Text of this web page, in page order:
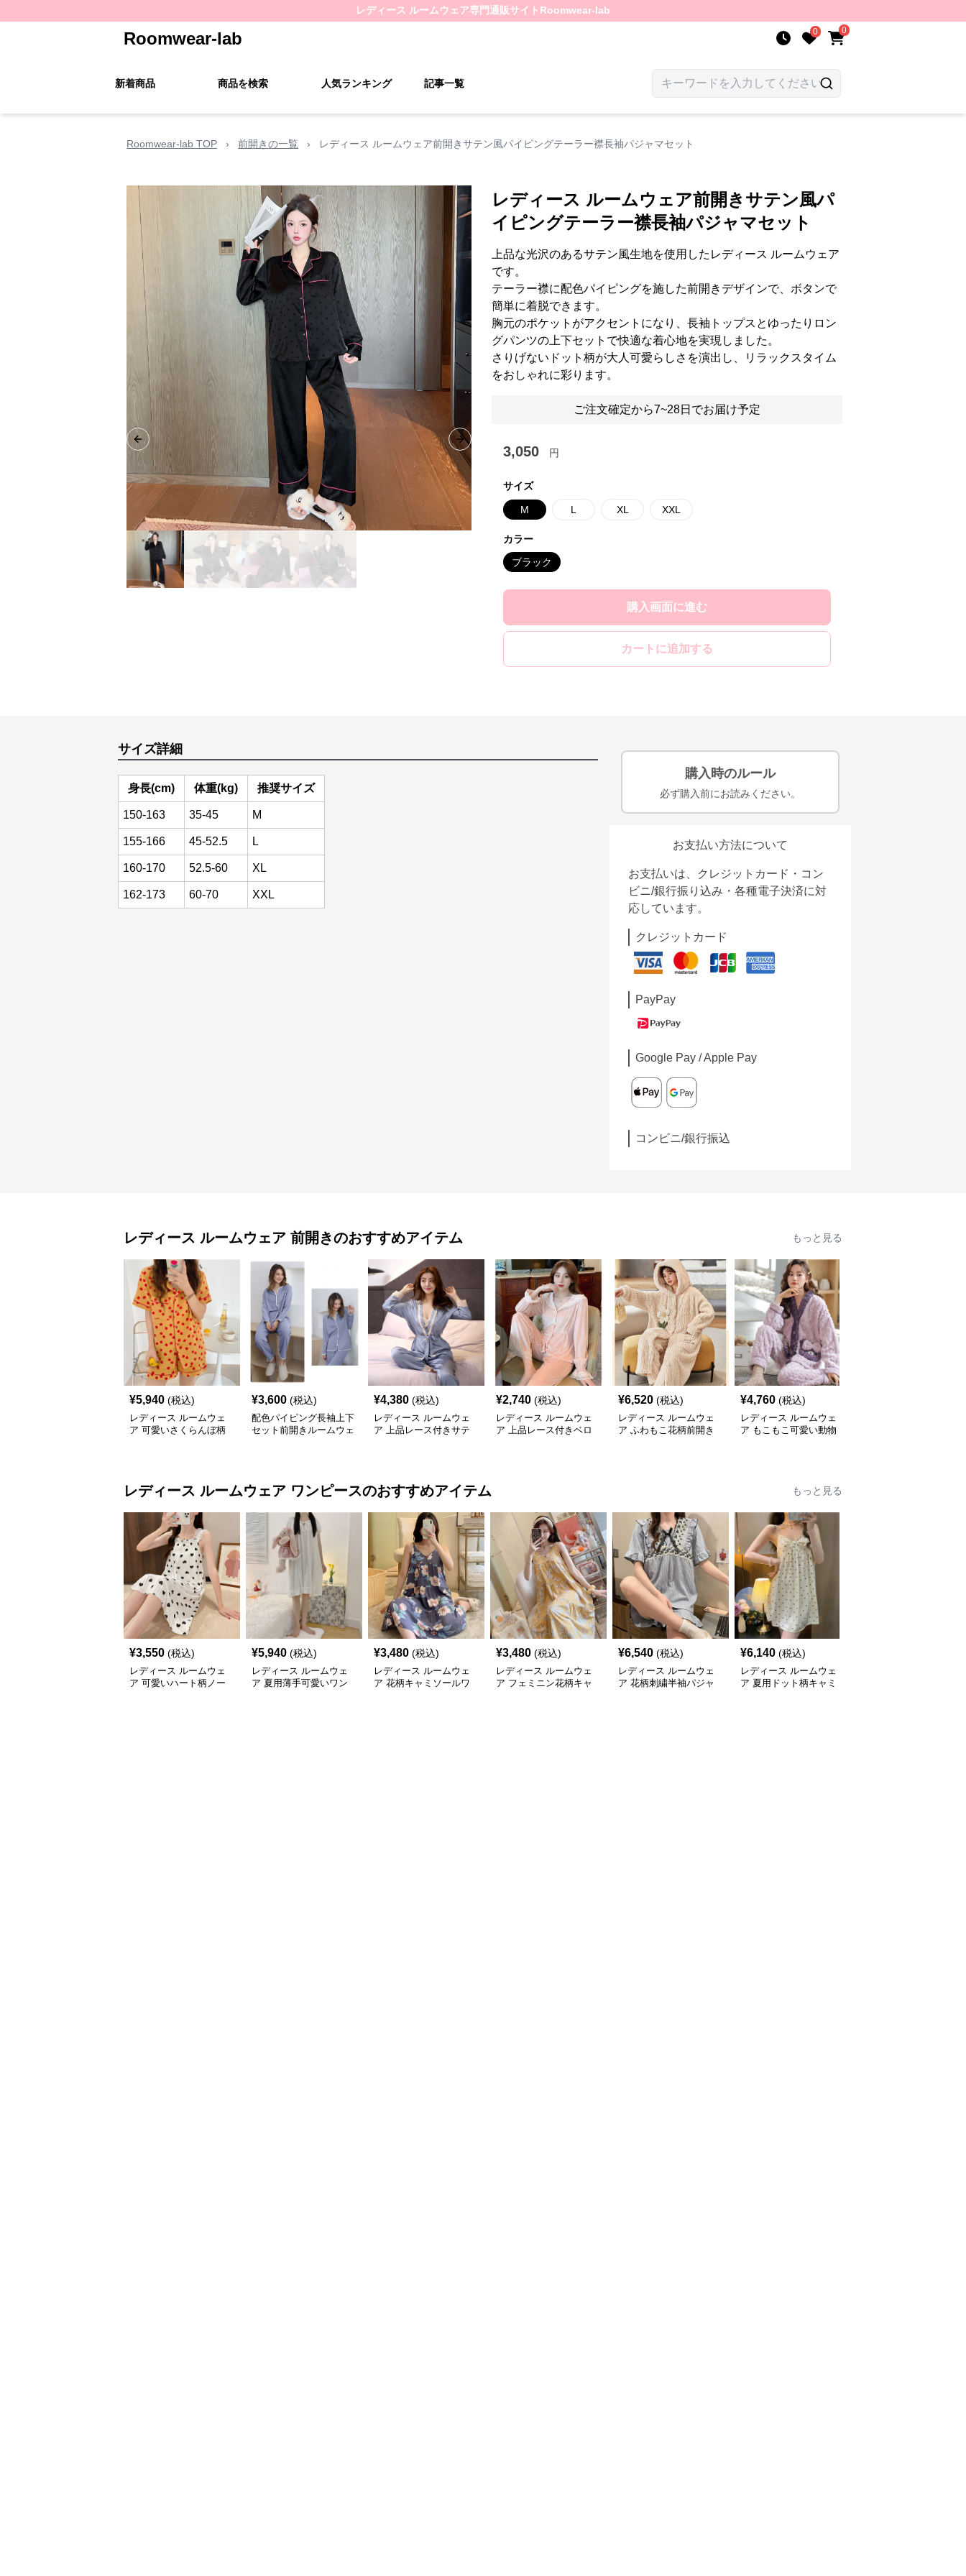
レディース ルームウェア専門通販サイト Roomwear-lab
Roomwear-lab 0 0
新着商品 商品を検索 人気ランキング 記事一覧
Roomwear-lab TOP › 前開きの一覧 › レディース ルームウェア前開きサテン風パイピングテーラー襟長袖パジャマセット
Previous slide Next slide
レディース ルームウェア前開きサテン風パ
イピングテーラー襟長袖パジャマセット
上品な光沢のあるサテン風生地を使用したレディース ルームウェア
です。
テーラー襟に配色パイピングを施した前開きデザインで、ボタンで
簡単に着脱できます。
胸元のポケットがアクセントになり、長袖トップスとゆったりロン
グパンツの上下セットで快適な着心地を実現しました。
さりげないドット柄が大人可愛らしさを演出し、リラックスタイム
をおしゃれに彩ります。
ご注文確定から7~28日でお届け予定
3,050 円
サイズ
M L XL XXL
カラー
ブラック
購入画面に進む
カートに追加する
サイズ詳細
身長(cm) 体重(kg) 推奨サイズ
150-163 35-45 M
155-166 45-52.5 L
160-170 52.5-60 XL
162-173 60-70 XXL
購入時のルール
必ず購入前にお読みください。
お支払い方法について
お支払いは、クレジットカード・コン
ビニ/銀行振り込み・各種電子決済に対
応しています。
クレジットカード
PayPay
Google Pay / Apple Pay
コンビニ/銀行振込
レディース ルームウェア 前開きのおすすめアイテム もっと見る
¥5,940 (税込)
レディース ルームウェ
ア 可愛いさくらんぼ柄
¥3,600 (税込)
配色パイピング長袖上下
セット前開きルームウェ
¥4,380 (税込)
レディース ルームウェ
ア 上品レース付きサテ
¥2,740 (税込)
レディース ルームウェ
ア 上品レース付きベロ
¥6,520 (税込)
レディース ルームウェ
ア ふわもこ花柄前開き
¥4,760 (税込)
レディース ルームウェ
ア もこもこ可愛い動物
レディース ルームウェア ワンピースのおすすめアイテム もっと見る
¥3,550 (税込)
レディース ルームウェ
ア 可愛いハート柄ノー
¥5,940 (税込)
レディース ルームウェ
ア 夏用薄手可愛いワン
¥3,480 (税込)
レディース ルームウェ
ア 花柄キャミソールワ
¥3,480 (税込)
レディース ルームウェ
ア フェミニン花柄キャ
¥6,540 (税込)
レディース ルームウェ
ア 花柄刺繍半袖パジャ
¥6,140 (税込)
レディース ルームウェ
ア 夏用ドット柄キャミ